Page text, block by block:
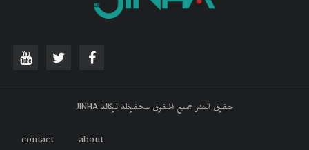
حقوق النشر جميع الحقوق محفوظة لوكالة JINHA
about
contact